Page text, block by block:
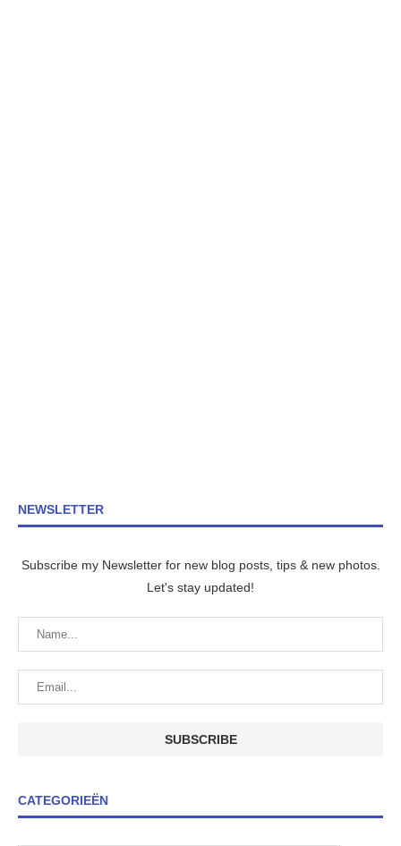
NEWSLETTER
Subscribe my Newsletter for new blog posts, tips & new photos.
Let's stay updated!
CATEGORIEËN